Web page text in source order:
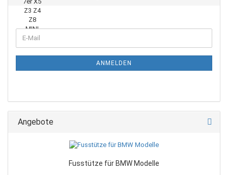
ANMELDEN
Angebote
Fusstütze für BMW Modelle